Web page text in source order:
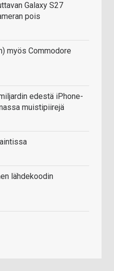
Galaxy S27
pois
myös Commodore
edestä iPhone-
muistipiirejä
lähdekoodin